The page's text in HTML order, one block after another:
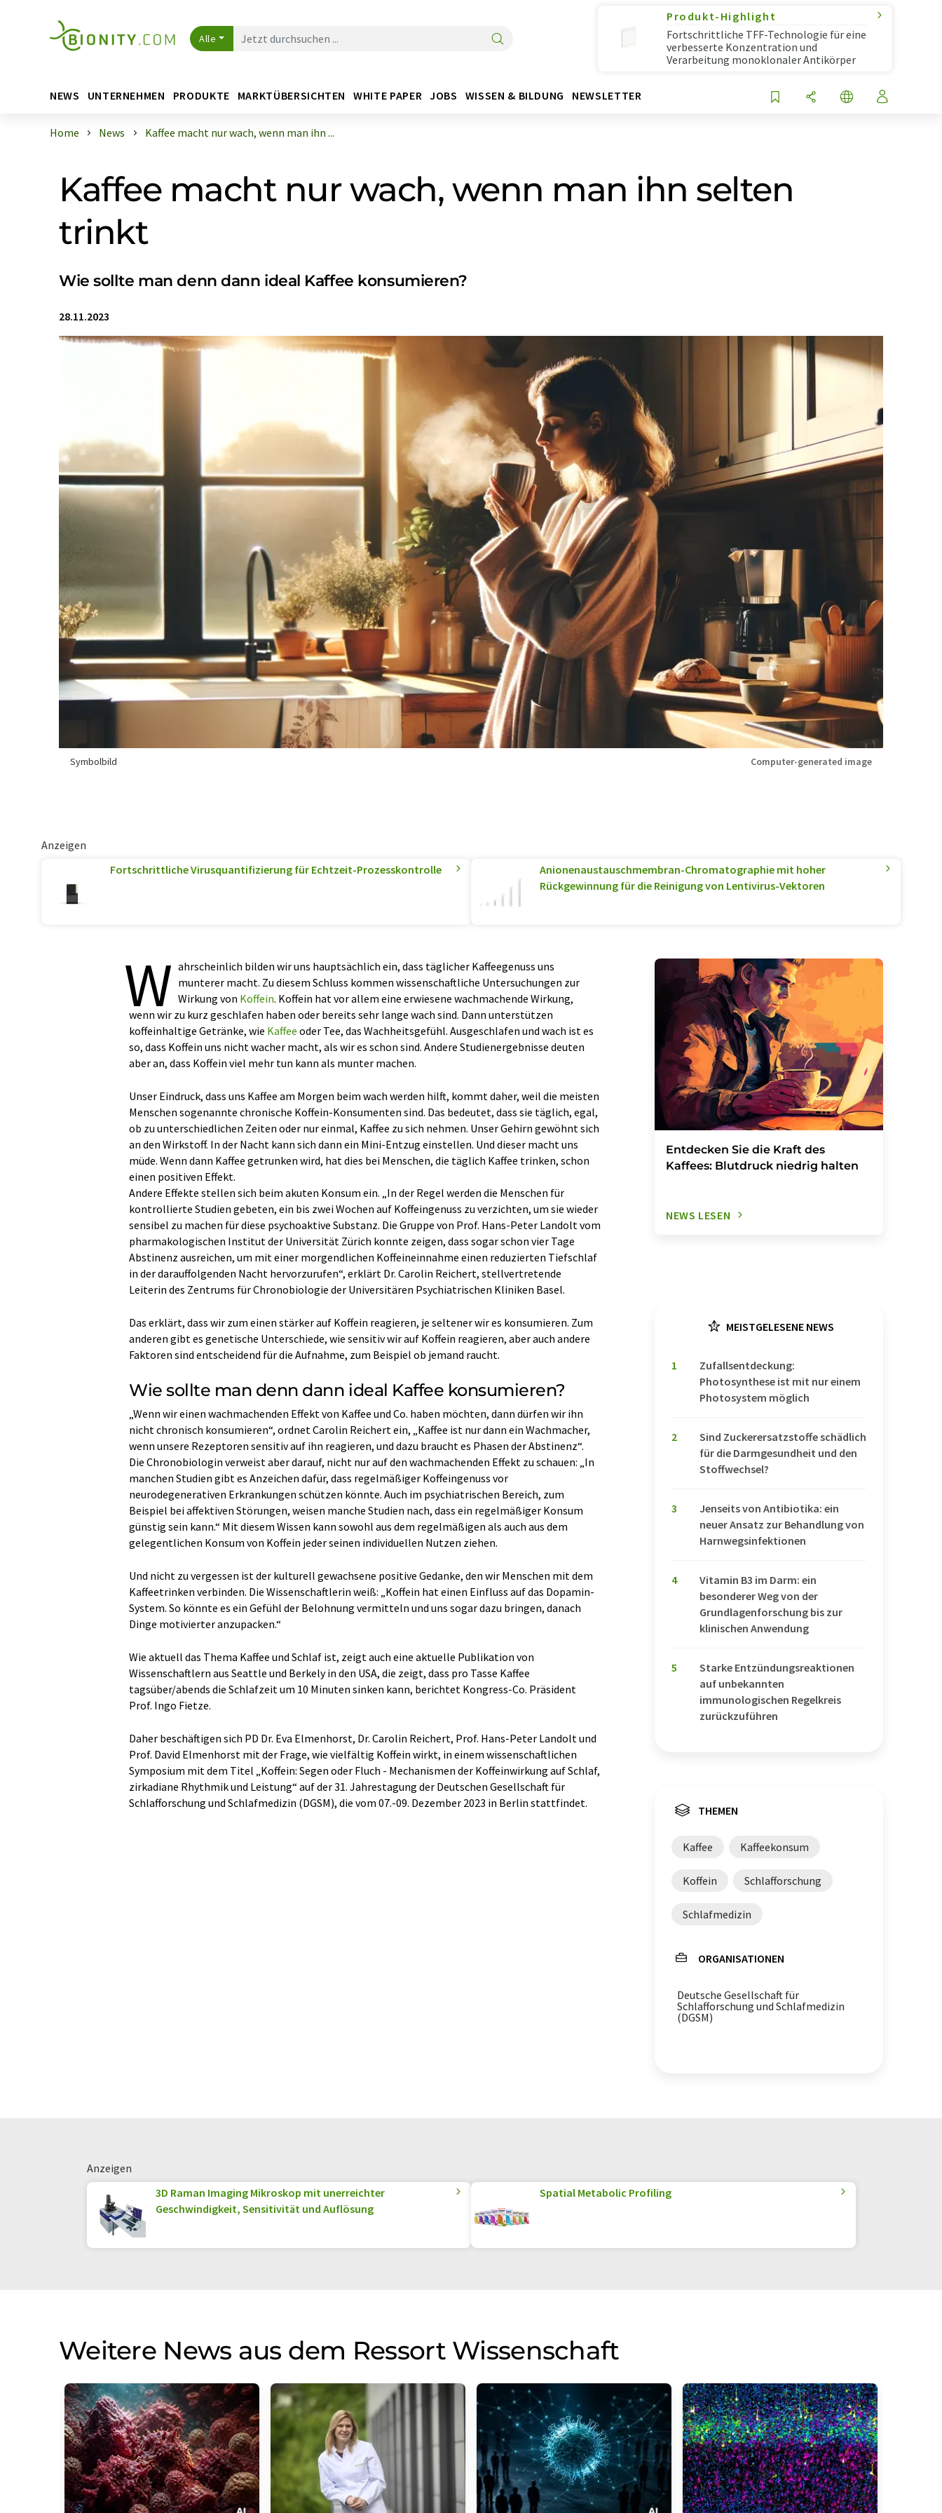
Alle
Produkt-Highlight
Fortschrittliche TFF-Technologie für eine
verbesserte Konzentration und
Verarbeitung monoklonaler Antikörper
NEWS UNTERNEHMEN PRODUKTE MARKTÜBERSICHTEN WHITE PAPER JOBS WISSEN & BILDUNG NEWSLETTER
Home News Kaffee macht nur wach, wenn man ihn ...
Kaffee macht nur wach, wenn man ihn selten
trinkt
Wie sollte man denn dann ideal Kaffee konsumieren?
28.11.2023
Symbolbild Computer-generated image
Anzeigen
Fortschrittliche Virusquantifizierung für Echtzeit-Prozesskontrolle
Anionenaustauschmembran-Chromatographie mit hoher
Rückgewinnung für die Reinigung von Lentivirus-Vektoren
W ahrscheinlich bilden wir uns hauptsächlich ein, dass täglicher Kaffeegenuss uns
munterer macht. Zu diesem Schluss kommen wissenschaftliche Untersuchungen zur
Wirkung von Koffein. Koffein hat vor allem eine erwiesene wachmachende Wirkung,
wenn wir zu kurz geschlafen haben oder bereits sehr lange wach sind. Dann unterstützen
koffeinhaltige Getränke, wie Kaffee oder Tee, das Wachheitsgefühl. Ausgeschlafen und wach ist es
so, dass Koffein uns nicht wacher macht, als wir es schon sind. Andere Studienergebnisse deuten
aber an, dass Koffein viel mehr tun kann als munter machen.
Unser Eindruck, dass uns Kaffee am Morgen beim wach werden hilft, kommt daher, weil die meisten
Menschen sogenannte chronische Koffein-Konsumenten sind. Das bedeutet, dass sie täglich, egal,
ob zu unterschiedlichen Zeiten oder nur einmal, Kaffee zu sich nehmen. Unser Gehirn gewöhnt sich
an den Wirkstoff. In der Nacht kann sich dann ein Mini-Entzug einstellen. Und dieser macht uns
müde. Wenn dann Kaffee getrunken wird, hat dies bei Menschen, die täglich Kaffee trinken, schon
einen positiven Effekt.
Andere Effekte stellen sich beim akuten Konsum ein. „In der Regel werden die Menschen für
kontrollierte Studien gebeten, ein bis zwei Wochen auf Koffeingenuss zu verzichten, um sie wieder
sensibel zu machen für diese psychoaktive Substanz. Die Gruppe von Prof. Hans-Peter Landolt vom
pharmakologischen Institut der Universität Zürich konnte zeigen, dass sogar schon vier Tage
Abstinenz ausreichen, um mit einer morgendlichen Koffeineinnahme einen reduzierten Tiefschlaf
in der darauffolgenden Nacht hervorzurufen“, erklärt Dr. Carolin Reichert, stellvertretende
Leiterin des Zentrums für Chronobiologie der Universitären Psychiatrischen Kliniken Basel.
Das erklärt, dass wir zum einen stärker auf Koffein reagieren, je seltener wir es konsumieren. Zum
anderen gibt es genetische Unterschiede, wie sensitiv wir auf Koffein reagieren, aber auch andere
Faktoren sind entscheidend für die Aufnahme, zum Beispiel ob jemand raucht.
Wie sollte man denn dann ideal Kaffee konsumieren?
„Wenn wir einen wachmachenden Effekt von Kaffee und Co. haben möchten, dann dürfen wir ihn
nicht chronisch konsumieren“, ordnet Carolin Reichert ein, „Kaffee ist nur dann ein Wachmacher,
wenn unsere Rezeptoren sensitiv auf ihn reagieren, und dazu braucht es Phasen der Abstinenz“.
Die Chronobiologin verweist aber darauf, nicht nur auf den wachmachenden Effekt zu schauen: „In
manchen Studien gibt es Anzeichen dafür, dass regelmäßiger Koffeingenuss vor
neurodegenerativen Erkrankungen schützen könnte. Auch im psychiatrischen Bereich, zum
Beispiel bei affektiven Störungen, weisen manche Studien nach, dass ein regelmäßiger Konsum
günstig sein kann.“ Mit diesem Wissen kann sowohl aus dem regelmäßigen als auch aus dem
gelegentlichen Konsum von Koffein jeder seinen individuellen Nutzen ziehen.
Und nicht zu vergessen ist der kulturell gewachsene positive Gedanke, den wir Menschen mit dem
Kaffeetrinken verbinden. Die Wissenschaftlerin weiß: „Koffein hat einen Einfluss auf das Dopamin-
System. So könnte es ein Gefühl der Belohnung vermitteln und uns sogar dazu bringen, danach
Dinge motivierter anzupacken.“
Wie aktuell das Thema Kaffee und Schlaf ist, zeigt auch eine aktuelle Publikation von
Wissenschaftlern aus Seattle und Berkely in den USA, die zeigt, dass pro Tasse Kaffee
tagsüber/abends die Schlafzeit um 10 Minuten sinken kann, berichtet Kongress-Co. Präsident
Prof. Ingo Fietze.
Daher beschäftigen sich PD Dr. Eva Elmenhorst, Dr. Carolin Reichert, Prof. Hans-Peter Landolt und
Prof. David Elmenhorst mit der Frage, wie vielfältig Koffein wirkt, in einem wissenschaftlichen
Symposium mit dem Titel „Koffein: Segen oder Fluch - Mechanismen der Koffeinwirkung auf Schlaf,
zirkadiane Rhythmik und Leistung“ auf der 31. Jahrestagung der Deutschen Gesellschaft für
Schlafforschung und Schlafmedizin (DGSM), die vom 07.-09. Dezember 2023 in Berlin stattfindet.
Entdecken Sie die Kraft des
Kaffees: Blutdruck niedrig halten
NEWS LESEN
MEISTGELESENE NEWS
1
Zufallsentdeckung:
Photosynthese ist mit nur einem
Photosystem möglich
2
Sind Zuckerersatzstoffe schädlich
für die Darmgesundheit und den
Stoffwechsel?
3
Jenseits von Antibiotika: ein
neuer Ansatz zur Behandlung von
Harnwegsinfektionen
4
Vitamin B3 im Darm: ein
besonderer Weg von der
Grundlagenforschung bis zur
klinischen Anwendung
5
Starke Entzündungsreaktionen
auf unbekannten
immunologischen Regelkreis
zurückzuführen
THEMEN
Kaffee Kaffeekonsum
Koffein Schlafforschung
Schlafmedizin
ORGANISATIONEN
Deutsche Gesellschaft für
Schlafforschung und Schlafmedizin
(DGSM)
Anzeigen
3D Raman Imaging Mikroskop mit unerreichter
Geschwindigkeit, Sensitivität und Auflösung
Spatial Metabolic Profiling
Weitere News aus dem Ressort Wissenschaft